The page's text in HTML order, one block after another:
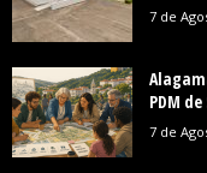
7 de
PDM
7 de